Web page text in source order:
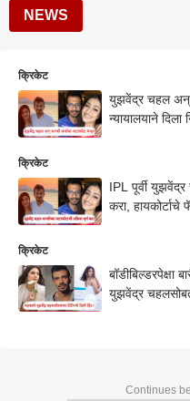
NEWS
क्रिकेट
युझवेंद्र चहल अन्
न्यायालयाने दिला
क्रिकेट
IPL पूर्वी युझवेंद्र
करा, हायकोर्टाचे
क्रिकेट
युझवेंद्र
Continues